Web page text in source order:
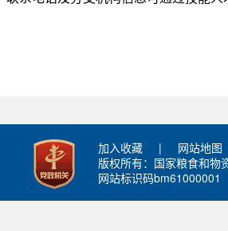
加入收藏 | 网站地图
版权所有：国家粮食和物
网站标识码bm61000001